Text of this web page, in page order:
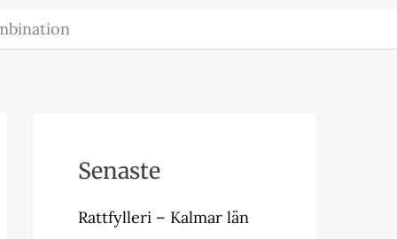
Senaste
Rattfylleri – Kalmar län